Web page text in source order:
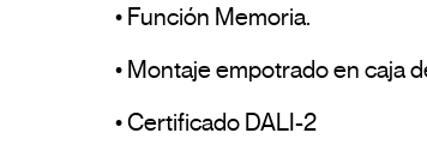
• Función Memoria.
• Montaje empotrado en caja